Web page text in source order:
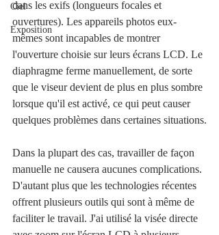
Ciel
Exposition
dans les exifs (longueurs focales et
ouvertures). Les appareils photos eux-
mêmes sont incapables de montrer
l'ouverture choisie sur leurs écrans LCD. Le
diaphragme ferme manuellement, de sorte
que le viseur devient de plus en plus sombre
lorsque qu'il est activé, ce qui peut causer
quelques problèmes dans certaines situations.
Dans la plupart des cas, travailler de façon
manuelle ne causera aucunes complications.
D'autant plus que les technologies récentes
offrent plusieurs outils qui sont à même de
faciliter le travail. J'ai utilisé la visée directe